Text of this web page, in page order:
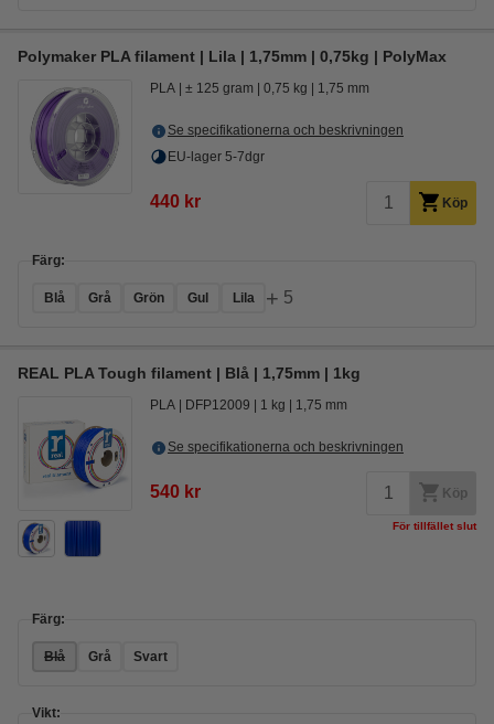
Polymaker PLA filament | Lila | 1,75mm | 0,75kg | PolyMax
PLA ± 125 gram 0,75 kg 1,75 mm
Se specifikationerna och beskrivningen
EU-lager 5-7dgr
440 kr Köp
Färg:
Blå Grå Grön Gul Lila + 5
REAL PLA Tough filament | Blå | 1,75mm | 1kg
PLA DFP12009 1 kg 1,75 mm
Se specifikationerna och beskrivningen
540 kr Köp
För tillfället slut
Färg:
Blå Grå Svart
Vikt: